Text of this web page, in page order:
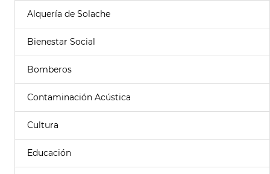
Alquería de Solache
Bienestar Social
Bomberos
Contaminación Acústica
Cultura
Educación